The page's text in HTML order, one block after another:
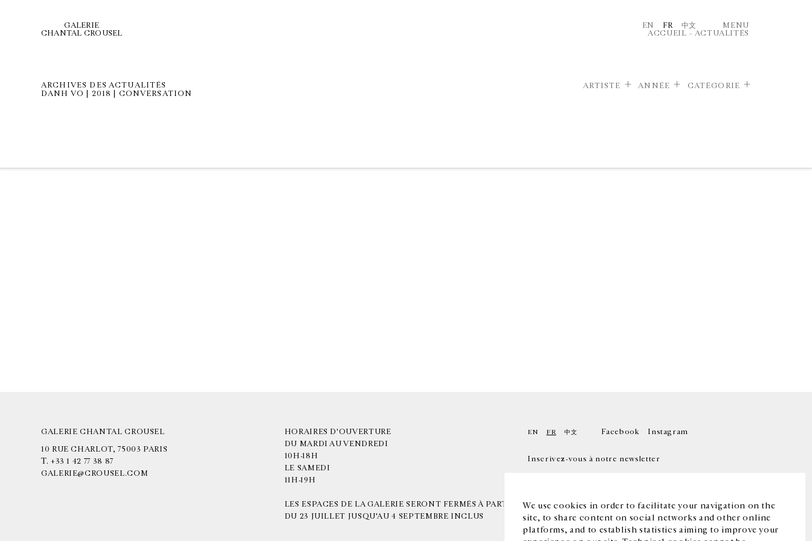
We use cookies in order to facilitate your navigation on the
site, to share content on social networks and other online
platforms, and to establish statistics aiming to improve your
GALERIE
CHANTAL CROUSEL
EN FR 中文
MENU
ACCUEIL – ACTUALITÉS
ARCHIVES DES ACTUALITÉS
DANH VO | 2018 | CONVERSATION
ARTISTE ANNÉE CATÉGORIE
GALERIE CHANTAL CROUSEL
10 RUE CHARLOT, 75003 PARIS
T. +33 1 42 77 38 87
GALERIE@CROUSEL.COM
HORAIRES D'OUVERTURE
DU MARDI AU VENDREDI
10H-18H
LE SAMEDI
11H-19H
LES ESPACES DE LA GALERIE SERONT FERMÉS À PARTIR
DU 23 JUILLET JUSQU'AU 4 SEPTEMBRE INCLUS
EN FR 中文 Facebook Instagram
Inscrivez-vous à notre newsletter